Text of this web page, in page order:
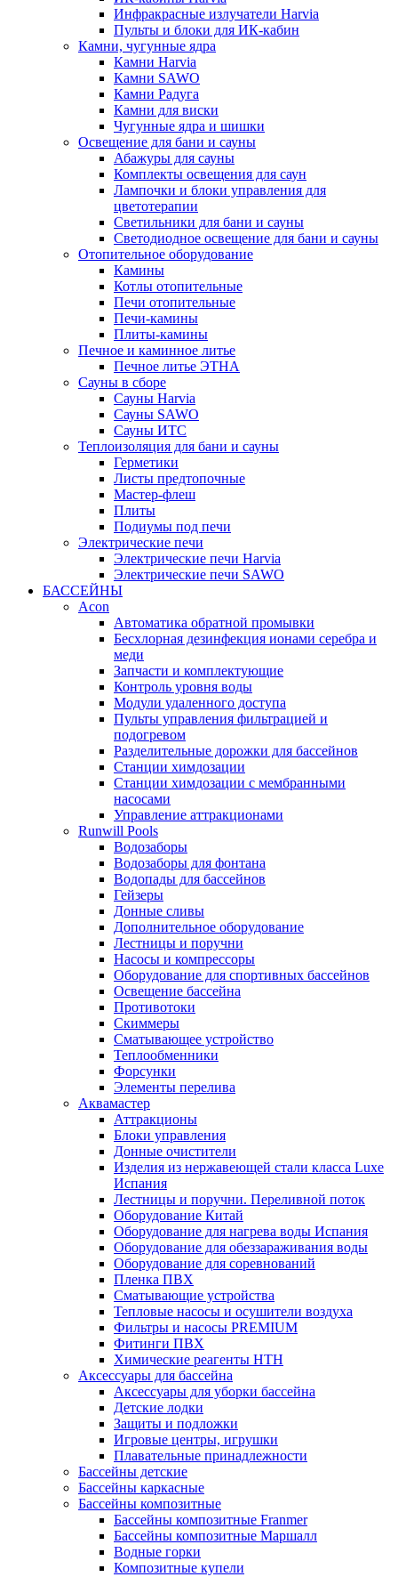
Инфракрасные излучатели Harvia
Пульты и блоки для ИК-кабин
Камни, чугунные ядра
Камни Harvia
Камни SAWO
Камни Радуга
Камни для виски
Чугунные ядра и шишки
Освещение для бани и сауны
Абажуры для сауны
Комплекты освещения для саун
Лампочки и блоки управления для
цветотерапии
Светильники для бани и сауны
Светодиодное освещение для бани и сауны
Отопительное оборудование
Камины
Котлы отопительные
Печи отопительные
Печи-камины
Плиты-камины
Печное и каминное литье
Печное литье ЭТНА
Сауны в сборе
Cауны Harvia
Сауны SAWO
Сауны ИТС
Теплоизоляция для бани и сауны
Герметики
Листы предтопочные
Мастер-флеш
Плиты
Подиумы под печи
Электрические печи
Электрические печи Harvia
Электрические печи SAWO
БАССЕЙНЫ
Acon
Автоматика обратной промывки
Беcхлорная дезинфекция ионами серебра и
меди
Запчасти и комплектующие
Контроль уровня воды
Модули удаленного доступа
Пульты управления фильтрацией и
подогревом
Разделительные дорожки для бассейнов
Станции химдозации
Станции химдозации с мембранными
насосами
Управление аттракционами
Runwill Pools
Водозаборы
Водозаборы для фонтана
Водопады для бассейнов
Гейзеры
Донные сливы
Дополнительное оборудование
Лестницы и поручни
Насосы и компрессоры
Оборудование для спортивных бассейнов
Освещение бассейна
Противотоки
Скиммеры
Сматывающее устройство
Теплообменники
Форсунки
Элементы перелива
Аквамастер
Аттракционы
Блоки управления
Донные очистители
Изделия из нержавеющей стали класса Luxe
Испания
Лестницы и поручни. Переливной поток
Оборудование Китай
Оборудование для нагрева воды Испания
Оборудование для обеззараживания воды
Оборудование для соревнований
Пленка ПВХ
Сматывающие устройства
Тепловые насосы и осушители воздуха
Фильтры и насосы PREMIUM
Фитинги ПВХ
Химические реагенты HTH
Аксессуары для бассейна
Аксессуары для уборки бассейна
Детские лодки
Защиты и подложки
Игровые центры, игрушки
Плавательные принадлежности
Бассейны детские
Бассейны каркасные
Бассейны композитные
Бассейны композитные Franmer
Бассейны композитные Маршалл
Водные горки
Композитные купели